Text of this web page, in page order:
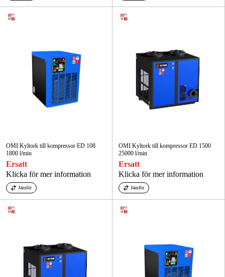
OMI Kyltork till kompressor ED 108
1800 l/min
Ersatt
Klicka för mer information
Jämför
OMI Kyltork till kompressor ED 1500
25000 l/min
Ersatt
Klicka för mer information
Jämför